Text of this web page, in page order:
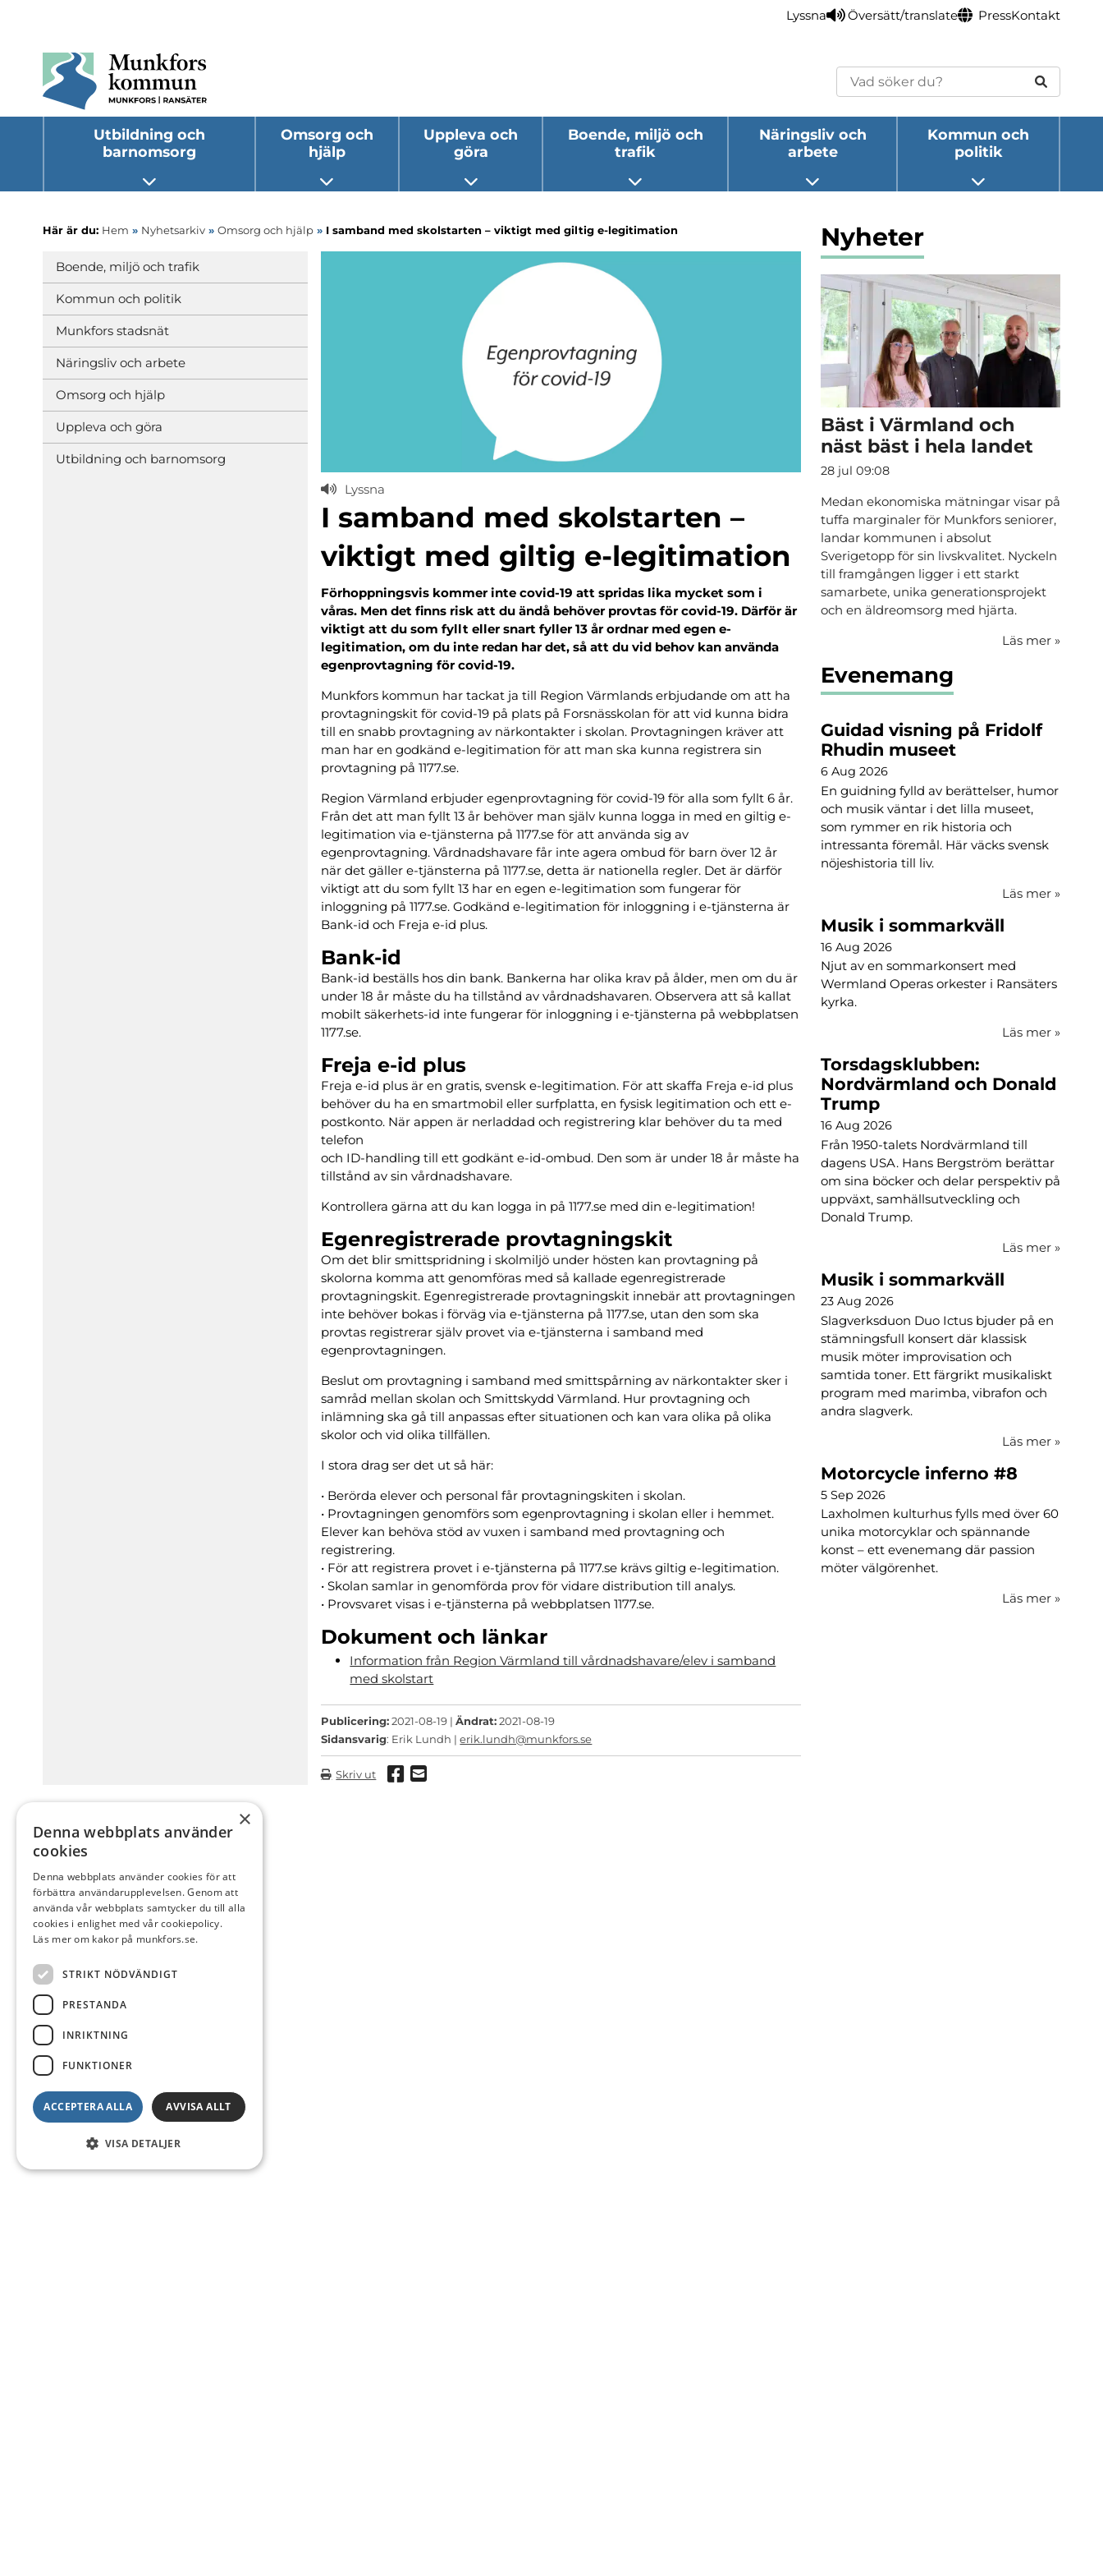
Lyssna Översätt/translate PressKontakt
Sök
Utbildning och
barnomsorg
Öppna undermeny
Omsorg och
hjälp
Öppna undermeny
Uppleva och
göra
Öppna undermeny
Boende, miljö och
trafik
Öppna undermeny
Näringsliv och
arbete
Öppna undermeny
Kommun och
politik
Öppna undermeny
Här är du: Hem » Nyhetsarkiv » Omsorg och hjälp » I samband med skolstarten – viktigt med giltig e-legitimation
Boende, miljö och trafik
Kommun och politik
Munkfors stadsnät
Näringsliv och arbete
Omsorg och hjälp
Uppleva och göra
Utbildning och barnomsorg
Lyssna
I samband med skolstarten –
viktigt med giltig e-legitimation
Förhoppningsvis kommer inte covid-19 att spridas lika mycket som i
våras. Men det finns risk att du ändå behöver provtas för covid-19. Därför är
viktigt att du som fyllt eller snart fyller 13 år ordnar med egen e-
legitimation, om du inte redan har det, så att du vid behov kan använda
egenprovtagning för covid-19.
Munkfors kommun har tackat ja till Region Värmlands erbjudande om att ha
provtagningskit för covid-19 på plats på Forsnässkolan för att vid kunna bidra
till en snabb provtagning av närkontakter i skolan. Provtagningen kräver att
man har en godkänd e-legitimation för att man ska kunna registrera sin
provtagning på 1177.se.
Region Värmland erbjuder egenprovtagning för covid-19 för alla som fyllt 6 år.
Från det att man fyllt 13 år behöver man själv kunna logga in med en giltig e-
legitimation via e-tjänsterna på 1177.se för att använda sig av
egenprovtagning. Vårdnadshavare får inte agera ombud för barn över 12 år
när det gäller e-tjänsterna på 1177.se, detta är nationella regler. Det är därför
viktigt att du som fyllt 13 har en egen e-legitimation som fungerar för
inloggning på 1177.se. Godkänd e-legitimation för inloggning i e-tjänsterna är
Bank-id och Freja e-id plus.
Bank-id
Bank-id beställs hos din bank. Bankerna har olika krav på ålder, men om du är
under 18 år måste du ha tillstånd av vårdnadshavaren. Observera att så kallat
mobilt säkerhets-id inte fungerar för inloggning i e-tjänsterna på webbplatsen
1177.se.
Freja e-id plus
Freja e-id plus är en gratis, svensk e-legitimation. För att skaffa Freja e-id plus
behöver du ha en smartmobil eller surfplatta, en fysisk legitimation och ett e-
postkonto. När appen är nerladdad och registrering klar behöver du ta med
telefon
och ID-handling till ett godkänt e-id-ombud. Den som är under 18 år måste ha
tillstånd av sin vårdnadshavare.
Kontrollera gärna att du kan logga in på 1177.se med din e-legitimation!
Egenregistrerade provtagningskit
Om det blir smittspridning i skolmiljö under hösten kan provtagning på
skolorna komma att genomföras med så kallade egenregistrerade
provtagningskit. Egenregistrerade provtagningskit innebär att provtagningen
inte behöver bokas i förväg via e-tjänsterna på 1177.se, utan den som ska
provtas registrerar själv provet via e-tjänsterna i samband med
egenprovtagningen.
Beslut om provtagning i samband med smittspårning av närkontakter sker i
samråd mellan skolan och Smittskydd Värmland. Hur provtagning och
inlämning ska gå till anpassas efter situationen och kan vara olika på olika
skolor och vid olika tillfällen.
I stora drag ser det ut så här:
• Berörda elever och personal får provtagningskiten i skolan.
• Provtagningen genomförs som egenprovtagning i skolan eller i hemmet.
Elever kan behöva stöd av vuxen i samband med provtagning och
registrering.
• För att registrera provet i e-tjänsterna på 1177.se krävs giltig e-legitimation.
• Skolan samlar in genomförda prov för vidare distribution till analys.
• Provsvaret visas i e-tjänsterna på webbplatsen 1177.se.
Dokument och länkar
Information från Region Värmland till vårdnadshavare/elev i samband
med skolstart
Publicering:2021-08-19 |Ändrat:2021-08-19
Sidansvarig: Erik Lundh |erik.lundh@munkfors.se
Skriv ut Dela via Facebook
Dela via mail
Nyheter
Bäst i Värmland och
näst bäst i hela landet
28 jul 09:08
Medan ekonomiska mätningar visar på
tuffa marginaler för Munkfors seniorer,
landar kommunen i absolut
Sverigetopp för sin livskvalitet. Nyckeln
till framgången ligger i ett starkt
samarbete, unika generationsprojekt
och en äldreomsorg med hjärta.
Läs mer »
Evenemang
Guidad visning på Fridolf
Rhudin museet
6 Aug 2026
En guidning fylld av berättelser, humor
och musik väntar i det lilla museet,
som rymmer en rik historia och
intressanta föremål. Här väcks svensk
nöjeshistoria till liv.
Läs mer »
Musik i sommarkväll
16 Aug 2026
Njut av en sommarkonsert med
Wermland Operas orkester i Ransäters
kyrka.
Läs mer »
Torsdagsklubben:
Nordvärmland och Donald
Trump
16 Aug 2026
Från 1950-talets Nordvärmland till
dagens USA. Hans Bergström berättar
om sina böcker och delar perspektiv på
uppväxt, samhällsutveckling och
Donald Trump.
Läs mer »
Musik i sommarkväll
23 Aug 2026
Slagverksduon Duo Ictus bjuder på en
stämningsfull konsert där klassisk
musik möter improvisation och
samtida toner. Ett färgrikt musikaliskt
program med marimba, vibrafon och
andra slagverk.
Läs mer »
Motorcycle inferno #8
5 Sep 2026
Laxholmen kulturhus fylls med över 60
unika motorcyklar och spännande
konst – ett evenemang där passion
möter välgörenhet.
Läs mer »
×
Denna webbplats använder
cookies
Denna webbplats använder cookies för att
förbättra användarupplevelsen. Genom att
använda vår webbplats samtycker du till alla
cookies i enlighet med vår cookiepolicy.
Läs mer om kakor på munkfors.se.
STRIKT NÖDVÄNDIGT
PRESTANDA
INRIKTNING
FUNKTIONER
ACCEPTERA ALLA AVVISA ALLT
VISA DETALJER